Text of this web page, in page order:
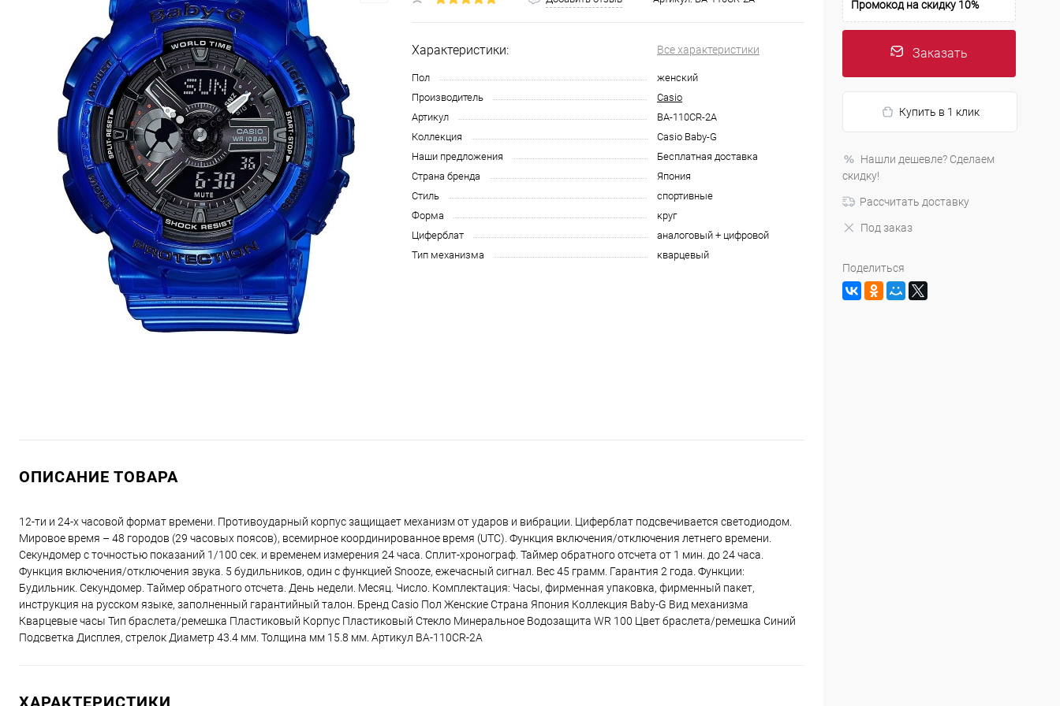
Характеристики: Все характеристики
Пол
женский
Производитель
Casio
Артикул
BA-110CR-2A
Коллекция
Casio Baby-G
Наши предложения
Бесплатная доставка
Страна бренда
Япония
Стиль
спортивные
Форма
круг
Циферблат
аналоговый + цифровой
Тип механизма
кварцевый
ОПИСАНИЕ ТОВАРА
12-ти и 24-х часовой формат времени. Противоударный корпус защищает механизм от ударов и вибрации. Циферблат подсвечивается светодиодом.
Мировое время – 48 городов (29 часовых поясов), всемирное координированное время (UTC). Функция включения/отключения летнего времени.
Секундомер с точностью показаний 1/100 сек. и временем измерения 24 часа. Сплит-хронограф. Таймер обратного отсчета от 1 мин. до 24 часа.
Функция включения/отключения звука. 5 будильников, один с функцией Snooze, ежечасный сигнал. Вес 45 грамм. Гарантия 2 года. Функции:
Будильник. Секундомер. Tаймер обратного отсчета. День недели. Месяц. Число. Комплектация: Часы, фирменная упаковка, фирменный пакет,
инструкция на русском языке, заполненный гарантийный талон. Бренд Casio Пол Женские Страна Япония Коллекция Baby-G Вид механизма
Кварцевые часы Тип браслета/ремешка Пластиковый Корпус Пластиковый Стекло Минеральное Водозащита WR 100 Цвет браслета/ремешка Синий
Подсветка Дисплея, стрелок Диаметр 43.4 мм. Толщина мм 15.8 мм. Артикул BA-110CR-2A
Промокод на скидку 10%
Заказать
Купить в 1 клик
Нашли дешевле? Сделаем
скидку!
Рассчитать доставку
Под заказ
Поделиться